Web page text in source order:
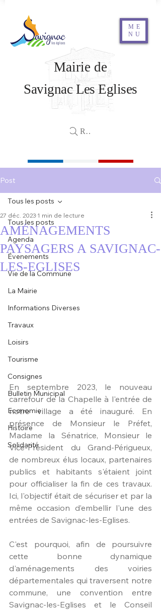
ME
NU
Savignac Les Eglises
Mairie de
Rechercher
Post
Tous les posts
Agenda
Évenements
Vie de la Commune
La Mairie
Informations Diverses
Travaux
Loisirs
Tourisme
Consignes
Bulletin Municipal
Economie
Histoire
Solidarité
Tous les posts
AMÉNAGEMENTS
PAYSAGERS A SAVIGNAC-
LES-EGLISES
27 déc. 2023 1 min de lecture
En septembre 2023, le nouveau
carrefour de la Chapelle à l'entrée de
notre village a été inauguré. En
présence de Monsieur le Préfet,
Madame la Sénatrice, Monsieur le
Vice-Président du Grand-Périgueux,
de nombreux élus locaux, partenaires
publics et habitants s'étaient joint
pour officialiser la fin de ces travaux.
Ici, l'objectif était de sécuriser et par la
même occasion d’embellir l'une des
entrées de Savignac-les-Eglises.
C'est pourquoi, afin de poursuivre
cette bonne dynamique
d'aménagements des voiries
départementales qui traversent notre
commune, une convention entre
Savignac-les-Eglises et le Conseil